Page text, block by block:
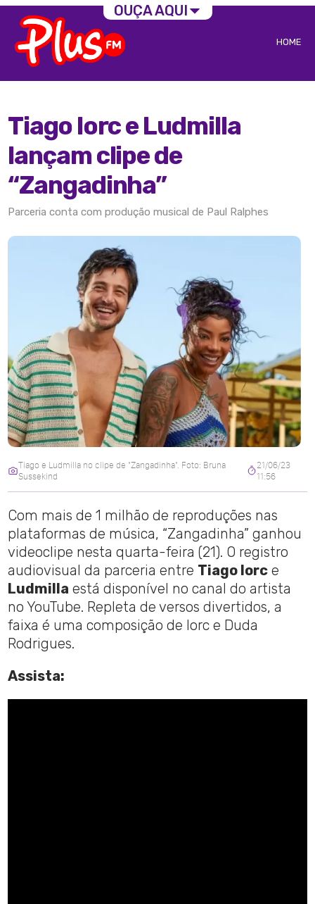
HOME
Tiago Iorc e Ludmilla
lançam clipe de
“Zangadinha”
Parceria conta com produção musical de Paul Ralphes
Tiago e Ludmilla no clipe de "Zangadinha". Foto: Bruna
Sussekind
21/06/23
11:56
Com mais de 1 milhão de reproduções nas
plataformas de música, “Zangadinha” ganhou
videoclipe nesta quarta-feira (21). O registro
audiovisual da parceria entre Tiago Iorc e
Ludmilla está disponível no canal do artista
no YouTube. Repleta de versos divertidos, a
faixa é uma composição de Iorc e Duda
Rodrigues.
Assista:
OUÇA AQUI